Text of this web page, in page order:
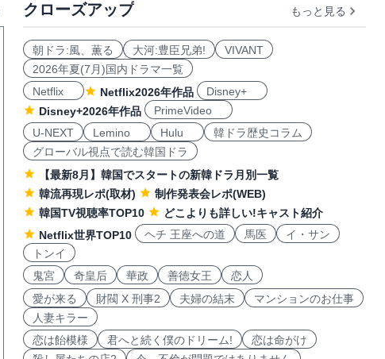
クローズアップ もっと見る
朝ドラ:風、薫る 大河:豊臣兄弟!
VIVANT
2026年夏(7月)国内ドラマ一覧
Netflix
Netflix2026年作品
Disney+
Disney+2026年作品
PrimeVideo
U-NEXT
Lemino Hulu
韓ドラ歴史コラム
グローバル視点で読む韓国ドラ
【最新8月】韓国でスタートの新韓ドラ月別一覧
韓流再現レポ(取材)
制作発表会レポ(WEB)
韓国TV視聴率TOP10
どこよりも詳しい!キャスト紹介
Netflix世界TOP10
ヘチ 王座への道 馬医
イ・サン
トンイ
鬼宮
奇皇后 華政 善徳女王
恋人
愛が来る
財閥 X 刑事2 夫婦の結末
マンションのお仕事
人妻キラー
恋は飴模様
君へと続く僕のドリーム!
恋は命がけ